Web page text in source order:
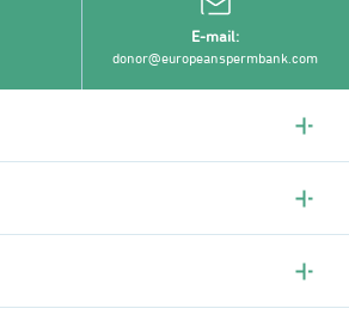
E-mail
donor@europeanspermbank.com